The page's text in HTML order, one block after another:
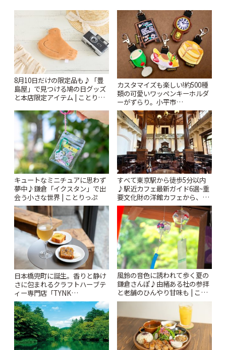
8月10日だけの限定品も♪「豊
島屋」で見つける鳩の日グッズ
と本店限定アイテム | ことりっ
カスタマイズも楽しい!約500種
類の可愛いワッペンキーホルダ
ーがずらり。小平市
「Kimamaya T&K」 | ことりっ
ぷ
キュートなミニチュアに思わず
夢中♪鎌倉「イクスタン」で出
会う小さな世界 | ことりっぷ
すべて東京駅から徒歩5分以内
♪駅近カフェ最新ガイド6選~重
要文化財の洋館カフェから、改
札すぐのレトロ喫茶まで~ | こと
りっぷ
日本橋兜町に誕生。香りと静け
さに包まれるクラフトハーブテ
ィー専門店「TYNK
Kabutocho」 | ことりっぷ
風鈴の音色に誘われて歩く夏の
鎌倉さんぽ♪由緒ある社の参拝
と老舗のひんやり甘味も | こと
りっぷ